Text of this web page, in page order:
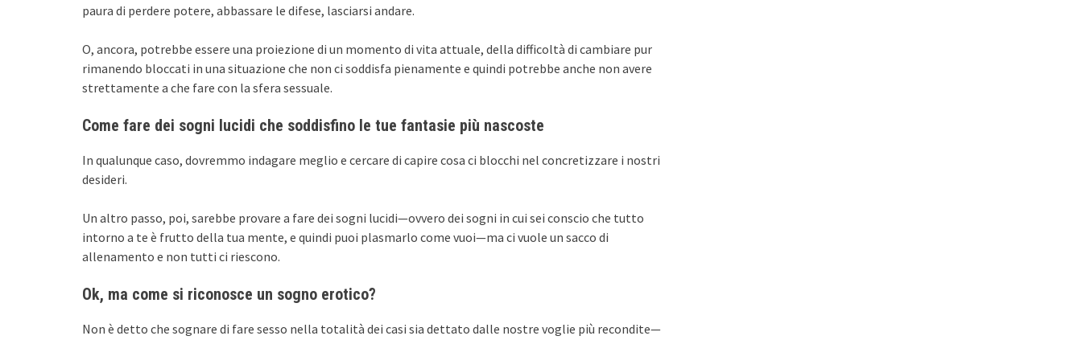
paura di perdere potere, abbassare le difese, lasciarsi andare.
O, ancora, potrebbe essere una proiezione di un momento di vita attuale, della difficoltà di cambiare pur
rimanendo bloccati in una situazione che non ci soddisfa pienamente e quindi potrebbe anche non avere
strettamente a che fare con la sfera sessuale.
Come fare dei sogni lucidi che soddisfino le tue fantasie più nascoste
In qualunque caso, dovremmo indagare meglio e cercare di capire cosa ci blocchi nel concretizzare i nostri
desideri.
Un altro passo, poi, sarebbe provare a fare dei sogni lucidi—ovvero dei sogni in cui sei conscio che tutto
intorno a te è frutto della tua mente, e quindi puoi plasmarlo come vuoi—ma ci vuole un sacco di
allenamento e non tutti ci riescono.
Ok, ma come si riconosce un sogno erotico?
Non è detto che sognare di fare sesso nella totalità dei casi sia dettato dalle nostre voglie più recondite—